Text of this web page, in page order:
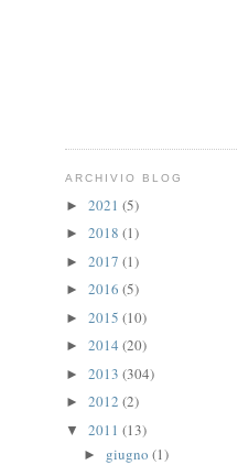
ARCHIVIO BLOG
► 2021 (5)
► 2018 (1)
► 2017 (1)
► 2016 (5)
► 2015 (10)
► 2014 (20)
► 2013 (304)
► 2012 (2)
▼ 2011 (13)
► giugno (1)